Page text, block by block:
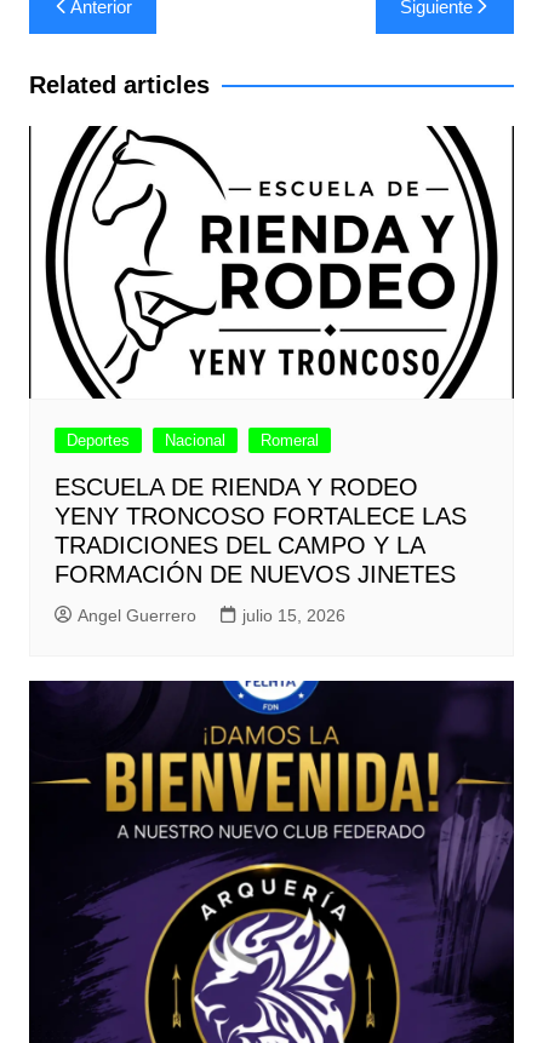
de
entradas
Anterior Siguiente
Related articles
Deportes Nacional Romeral
ESCUELA DE RIENDA Y RODEO
YENY TRONCOSO FORTALECE LAS
TRADICIONES DEL CAMPO Y LA
FORMACIÓN DE NUEVOS JINETES
Angel Guerrero julio 15, 2026